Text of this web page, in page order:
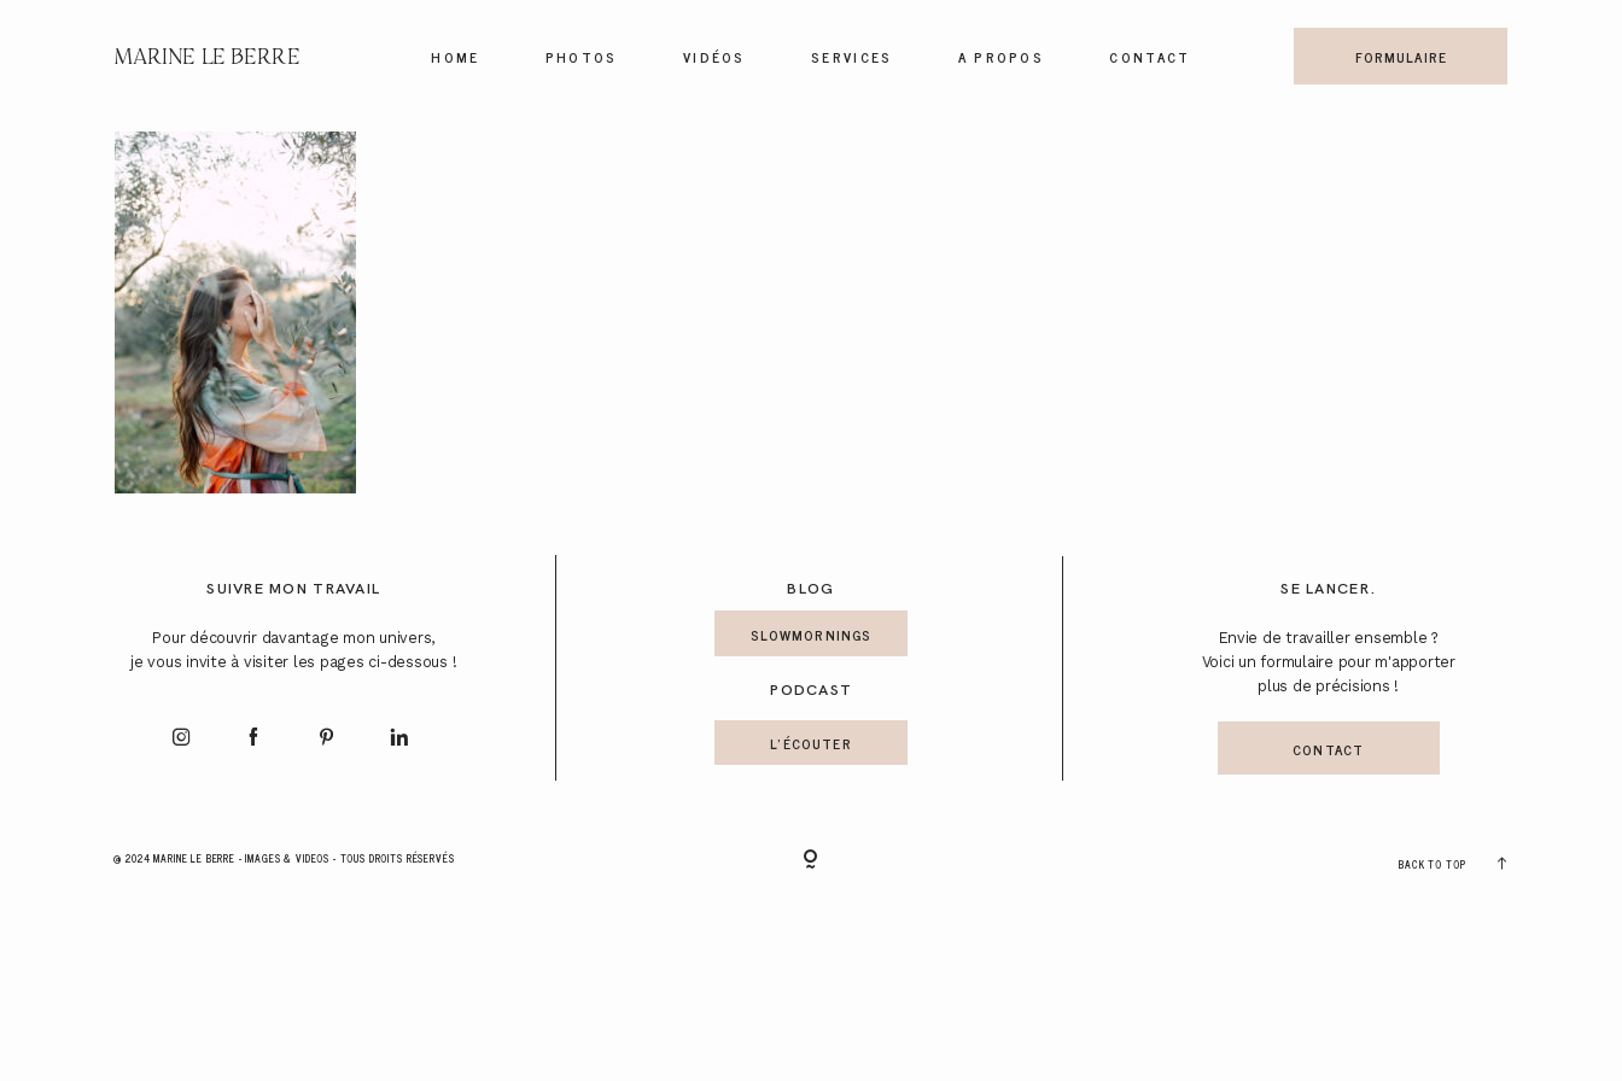
MARINE LE BERRE FORMULAIRE
HOME PHOTOS VIDÉOS SERVICES A PROPOS CONTACT
BLOG SE LANCER.
SUIVRE MON TRAVAIL
SLOWMORNINGS
Envie de travailler ensemble ?
Voici un formulaire pour m'apporter
plus de précisions !
Pour découvrir davantage mon univers,
je vous invite à visiter les pages ci-dessous !
PODCAST
L'ÉCOUTER CONTACT
@ 2024 MARINE LE BERRE - IMAGES & VIDEOS - TOUS DROITS RÉSERVÉS BACK TO TOP